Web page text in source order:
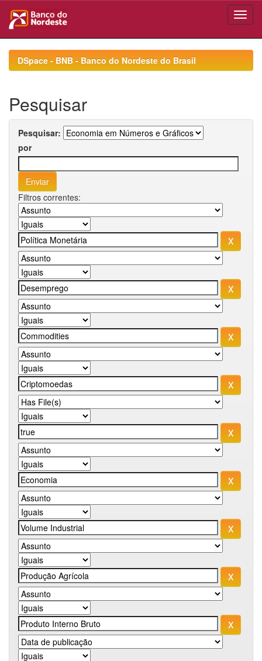
navigationDSpace - BNB - Banco do Nordeste do Brasil
Pesquisar
Pesquisar:
por
Filtros correntes: